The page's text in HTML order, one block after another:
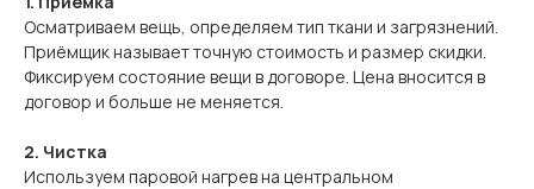
Осматриваем вещь, определяем тип ткани и загрязнений.
Приёмщик называет точную стоимость и размер скидки.
Фиксируем состояние вещи в договоре. Цена вносится в
договор и больше не меняется.
2. Чистка
Используем паровой нагрев на центральном